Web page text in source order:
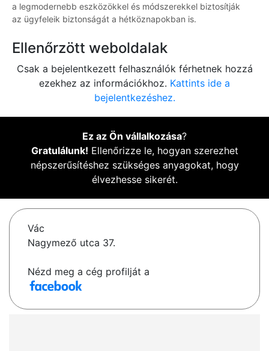
a legmodernebb eszközökkel és módszerekkel biztosítják
az ügyfeleik biztonságát a hétköznapokban is.
Ellenőrzött weboldalak
Csak a bejelentkezett felhasználók férhetnek hozzá
ezekhez az információkhoz. Kattints ide a
bejelentkezéshez.
Ez az Ön vállalkozása?
Gratulálunk! Ellenőrizze le, hogyan szerezhet
népszerűsítéshez szükséges anyagokat, hogy
élvezhesse sikerét.
Vác
Nagymező utca 37.
Nézd meg a cég profilját a